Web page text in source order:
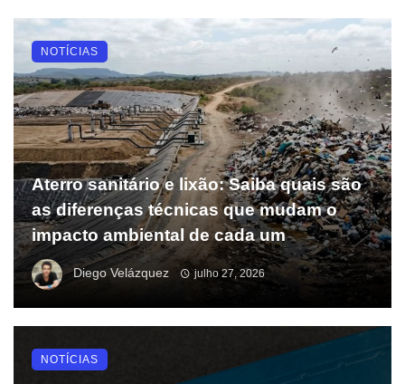
Aterro sanitário e lixão: Saiba quais são
as diferenças técnicas que mudam o
impacto ambiental de cada um
Diego Velázquez julho 27, 2026
NOTÍCIAS
NOTÍCIAS